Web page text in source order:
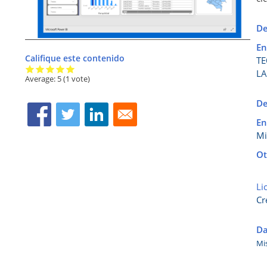
Califique este contenido
Average: 5(1 vote)